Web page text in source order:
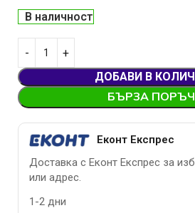
В наличност
ДОБАВИ В
БЪРЗА
Еконт Експрес
Доставка с Еконт Експрес за
или адрес.
1-2 дни